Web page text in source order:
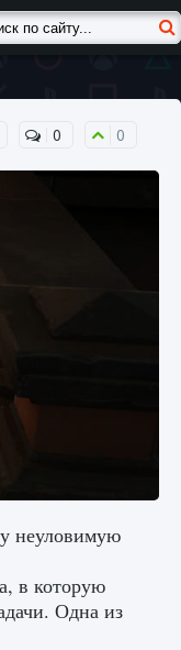
0 0
неуловимую
в которую
Одна из